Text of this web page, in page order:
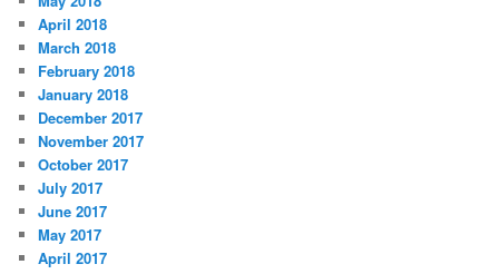
April 2018
March 2018
February 2018
January 2018
December 2017
November 2017
October 2017
July 2017
June 2017
May 2017
April 2017